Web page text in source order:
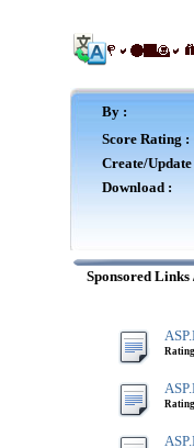
By :
Score Rating :
Create/Update
Download :
Sponsored Links